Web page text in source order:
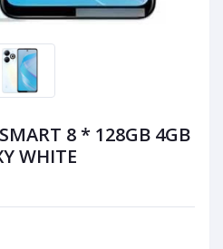
8 * 128GB 4GB
WHITE